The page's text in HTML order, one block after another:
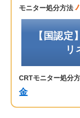
モニター処分方法
【国認定
リ
CRTモニター処分
金